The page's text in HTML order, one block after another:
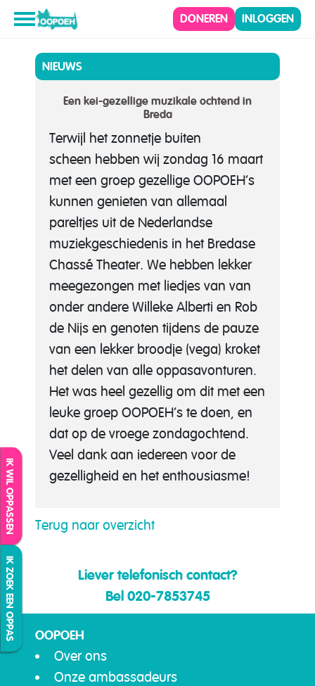
DONEREN INLOGGEN
IK WIL OPPASSEN
IK ZOEK EEN OPPAS
NIEUWS
Een kei-gezellige muzikale ochtend in
Breda
Terwijl het zonnetje buiten
scheen hebben wij zondag 16 maart
met een groep gezellige OOPOEH’s
kunnen genieten van allemaal
pareltjes uit de Nederlandse
muziekgeschiedenis in het Bredase
Chassé Theater. We hebben lekker
meegezongen met liedjes van van
onder andere Willeke Alberti en Rob
de Nijs en genoten tijdens de pauze
van een lekker broodje (vega) kroket
het delen van alle oppasavonturen.
Het was heel gezellig om dit met een
leuke groep OOPOEH’s te doen, en
dat op de vroege zondagochtend.
Veel dank aan iedereen voor de
gezelligheid en het enthousiasme!
Terug naar overzicht
Liever telefonisch contact?
Bel 020-7853745
OOPOEH
Over ons
Onze ambassadeurs